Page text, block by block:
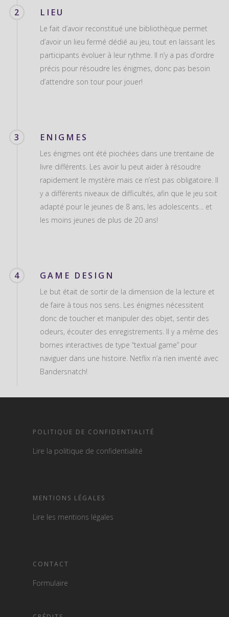
2 LIEU
Le fait d’avoir reconstitué une bibliothèque permet
d’avoir un lieu fermé dédié au jeu, tout en laissant les
participants évoluer à leur rythme. Il n’y a pas d’ordre
précis pour résoudre les énigmes, donc pas besoin
d’attendre son tour pour jouer!
3 ENIGMES
Les énigmes ont été piochées dans une trentaine de
livre différents. Les avoir lu peut aider à résoudre
rapidement le mystère mais ce n’est pas obligatoire. Il
y a différents niveaux de difficultés, afin que le jeu soit
adapté pour le jeunes de 8 ans, les adolescents... et
les moins jeunes de plus de 20 ans!
4 GAME DESIGN
Le but était de sortir de la dimension de la lecture et
de faire à tous nos sens. Les énigmes nécessitent
donc de toucher et manipuler des objet, sentir des
odeurs, écouter des enregistrements. Il y a même des
bornes interactives de type “textual game” pour
naviguer dans une histoire. Netflix n’a rien inventé avec
Bandersnatch!
POLITIQUE DE CONFIDENTIALITÉ
Lire la politique de confidentialité
MENTIONS LÉGALES
Lire les mentions légales
CONTACT
Formulaire